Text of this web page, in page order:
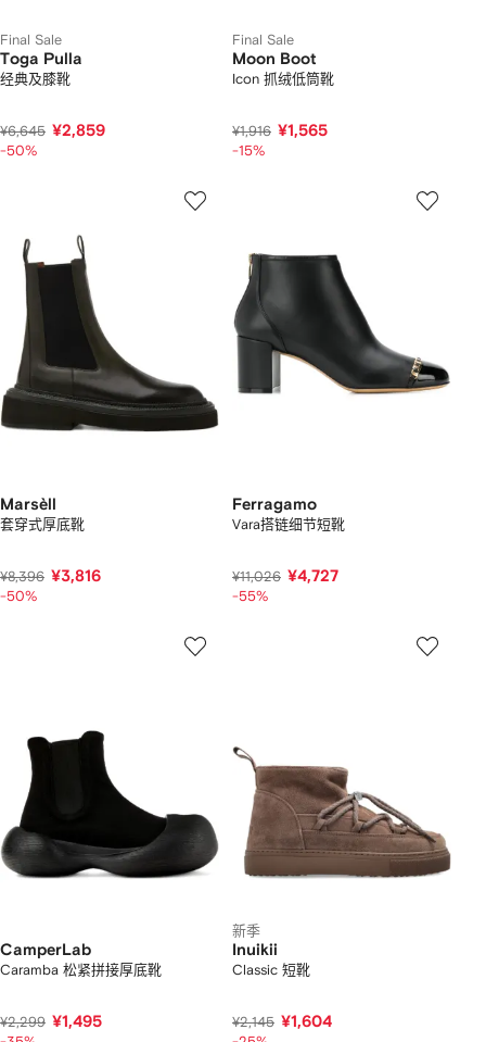
Final Sale
Toga Pulla
经典及膝靴
¥6,645 ¥2,859
-50%
Final Sale
Moon Boot
Icon 抓绒低筒靴
¥1,916 ¥1,565
-15%
Marsèll
套穿式厚底靴
¥8,396 ¥3,816
-50%
Ferragamo
Vara搭链细节短靴
¥11,026 ¥4,727
-55%
CamperLab
Caramba 松紧拼接厚底靴
¥2,299 ¥1,495
新季
Inuikii
Classic 短靴
¥2,145 ¥1,604